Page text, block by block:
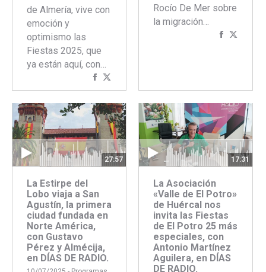
de Almería, vive con
emoción y
optimismo las
Fiestas 2025, que
ya están aquí, con…
Compartir
con
Facebook
con
Twitter
Rocío De Mer sobre
la migración…
Compartir
27:57
La Estirpe del
Lobo viaja a San
Agustín, la primera
ciudad fundada en
Norte América,
con Gustavo
Pérez y Almécija,
en DÍAS DE RADIO.
17:31
La Asociación
«Valle de El Potro»
de Huércal nos
invita las Fiestas
de El Potro 25 más
especiales, con
Antonio Martínez
Aguilera, en DÍAS
DE RADIO.